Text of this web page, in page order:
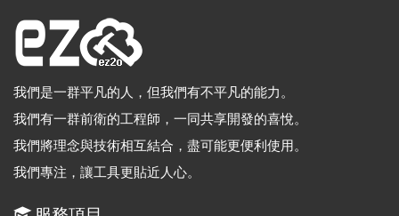
我們是一群平凡的人，但我們有不平凡的能力。
我們有一群前衛的工程師，一同共享開發的喜悅。
我們將理念與技術相互結合，盡可能更便利使用。
我們專注，讓工具更貼近人心。